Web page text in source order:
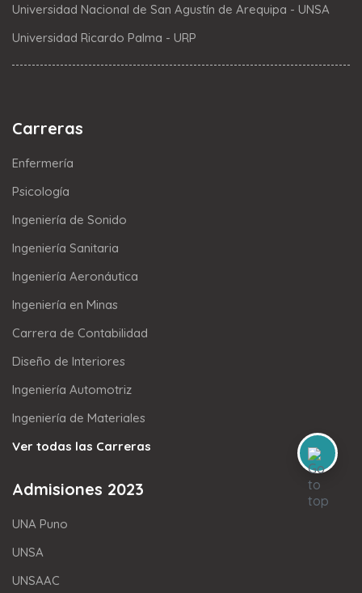
Universidad Nacional de San Agustín de Arequipa - UNSA
Universidad Ricardo Palma - URP
Carreras
Enfermería
Psicología
Ingeniería de Sonido
Ingeniería Sanitaria
Ingeniería Aeronáutica
Ingeniería en Minas
Carrera de Contabilidad
Diseño de Interiores
Ingeniería Automotriz
Ingeniería de Materiales
Ver todas las Carreras
Admisiones 2023
UNA Puno
UNSA
UNSAAC